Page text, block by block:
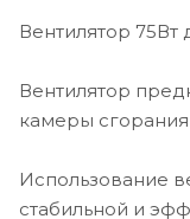
Вентилятор 75Вт
Вентилятор
камеры
Использование
стабильной и